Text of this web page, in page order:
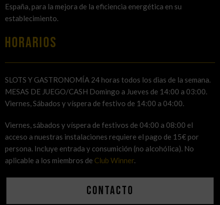
España, para la mejora de la eficiencia energética en su
establecimiento.
HORARIOS
SLOTS Y GASTRONOMÍA 24 horas todos los dias de la semana.
MESAS DE JUEGO/CASH Domingo a Jueves de 14:00 a 03:00.
Viernes, Sábados y víspera de festivo de 14:00 a 04:00.
Viernes, sábados y víspera de festivos de 04:00 a 08:00 el
acceso a nuestras instalaciones requiere el pago de 15€ por
persona. Incluye entrada y consumición (no alcohólica). No
aplicable a los miembros de Club Winner.
Contacto